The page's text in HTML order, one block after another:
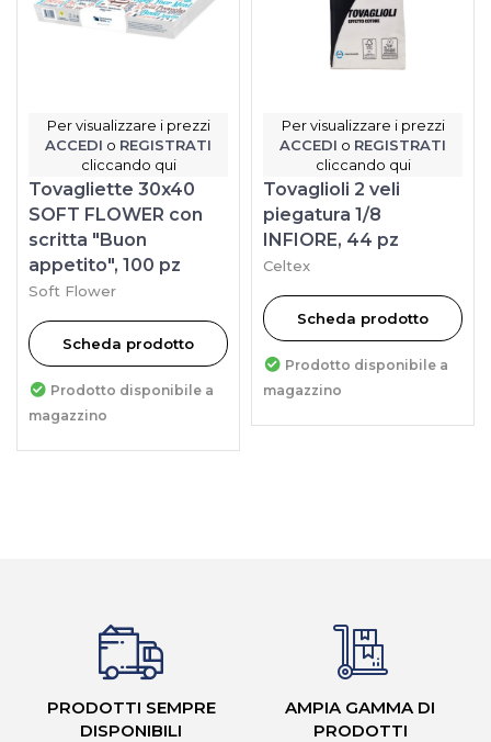
Per visualizzare i prezzi
ACCEDI o REGISTRATI
cliccando qui
Tovagliette 30x40
SOFT FLOWER con
scritta "Buon
appetito", 100 pz
Soft Flower
Scheda prodotto
Prodotto disponibile a
magazzino
Per visualizzare i prezzi
ACCEDI o REGISTRATI
cliccando qui
Tovaglioli 2 veli
piegatura 1/8
INFIORE, 44 pz
Celtex
Scheda prodotto
Prodotto disponibile a
magazzino
PRODOTTI SEMPRE
DISPONIBILI
AMPIA GAMMA DI
PRODOTTI